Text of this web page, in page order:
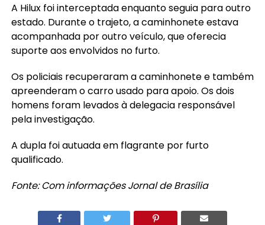
A Hilux foi interceptada enquanto seguia para outro
estado. Durante o trajeto, a caminhonete estava
acompanhada por outro veículo, que oferecia
suporte aos envolvidos no furto.
Os policiais recuperaram a caminhonete e também
apreenderam o carro usado para apoio. Os dois
homens foram levados à delegacia responsável
pela investigação.
A dupla foi autuada em flagrante por furto
qualificado.
Fonte: Com informações Jornal de Brasília